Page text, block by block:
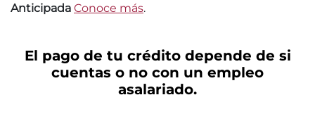
Anticipada Conoce más.
El pago de tu crédito depende de si
cuentas o no con un empleo
asalariado.